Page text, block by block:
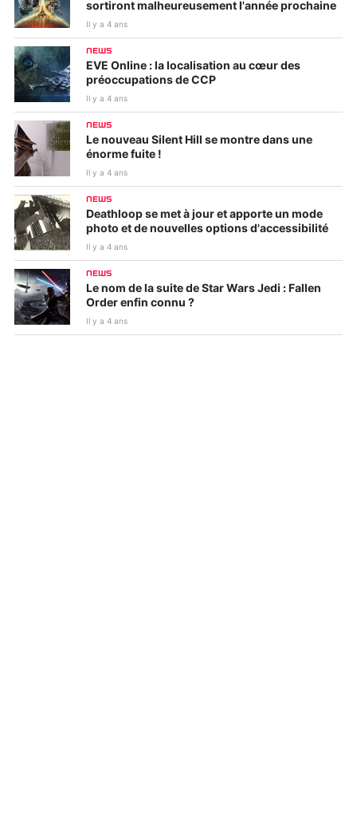
sortiront malheureusement l'année prochaine
Il y a 4 ans
NEWS
EVE Online : la localisation au cœur des
préoccupations de CCP
Il y a 4 ans
NEWS
Le nouveau Silent Hill se montre dans une
énorme fuite !
Il y a 4 ans
NEWS
Deathloop se met à jour et apporte un mode
photo et de nouvelles options d'accessibilité
Il y a 4 ans
NEWS
Le nom de la suite de Star Wars Jedi : Fallen
Order enfin connu ?
Il y a 4 ans